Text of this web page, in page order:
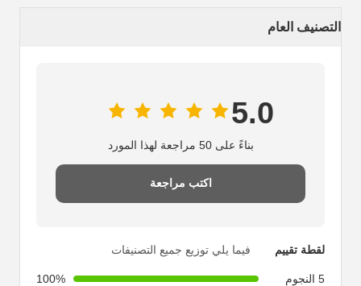
التصنيف العام
5.0
بناءً على 50 مراجعة لهذا المورد
اكتب مراجعة
لقطة تقييم فيما يلي توزيع جميع التصنيفات
5 النجوم
100%